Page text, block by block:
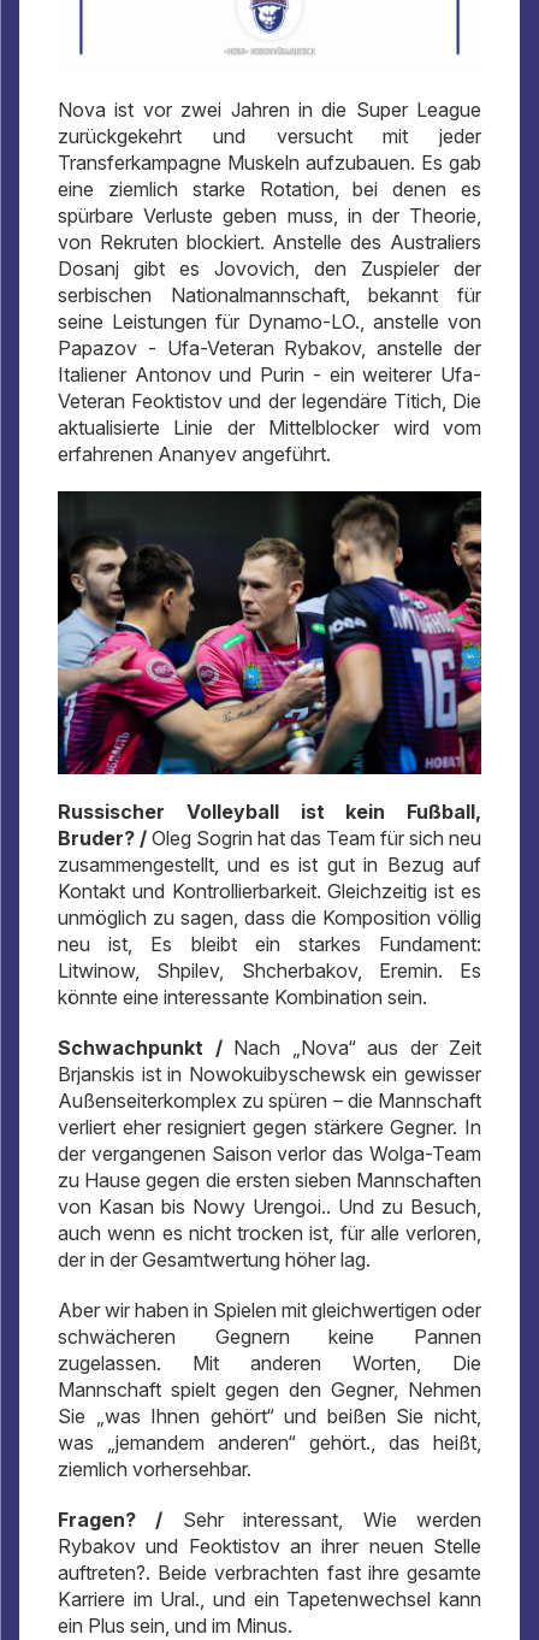
Nova ist vor zwei Jahren in die Super League
zurückgekehrt und versucht mit jeder
Transferkampagne Muskeln aufzubauen. Es gab
eine ziemlich starke Rotation, bei denen es
spürbare Verluste geben muss, in der Theorie,
von Rekruten blockiert. Anstelle des Australiers
Dosanj gibt es Jovovich, den Zuspieler der
serbischen Nationalmannschaft, bekannt für
seine Leistungen für Dynamo-LO., anstelle von
Papazov - Ufa-Veteran Rybakov, anstelle der
Italiener Antonov und Purin - ein weiterer Ufa-
Veteran Feoktistov und der legendäre Titich, Die
aktualisierte Linie der Mittelblocker wird vom
erfahrenen Ananyev angeführt.
Russischer Volleyball ist kein Fußball,
Bruder? / Oleg Sogrin hat das Team für sich neu
zusammengestellt, und es ist gut in Bezug auf
Kontakt und Kontrollierbarkeit. Gleichzeitig ist es
unmöglich zu sagen, dass die Komposition völlig
neu ist, Es bleibt ein starkes Fundament:
Litwinow, Shpilev, Shcherbakov, Eremin. Es
könnte eine interessante Kombination sein.
Schwachpunkt /Nach „Nova“ aus der Zeit
Brjanskis ist in Nowokuibyschewsk ein gewisser
Außenseiterkomplex zu spüren – die Mannschaft
verliert eher resigniert gegen stärkere Gegner. In
der vergangenen Saison verlor das Wolga-Team
zu Hause gegen die ersten sieben Mannschaften
von Kasan bis Nowy Urengoi.. Und zu Besuch,
auch wenn es nicht trocken ist, für alle verloren,
der in der Gesamtwertung höher lag.
Aber wir haben in Spielen mit gleichwertigen oder
schwächeren Gegnern keine Pannen
zugelassen. Mit anderen Worten, Die
Mannschaft spielt gegen den Gegner, Nehmen
Sie „was Ihnen gehört“ und beißen Sie nicht,
was „jemandem anderen“ gehört., das heißt,
ziemlich vorhersehbar.
Fragen? / Sehr interessant, Wie werden
Rybakov und Feoktistov an ihrer neuen Stelle
auftreten?. Beide verbrachten fast ihre gesamte
Karriere im Ural., und ein Tapetenwechsel kann
ein Plus sein, und im Minus.